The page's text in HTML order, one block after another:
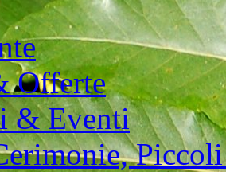
Offerte
& Eventi